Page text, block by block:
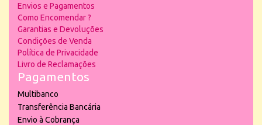
Envios e Pagamentos
Como Encomendar ?
Garantias e Devoluções
Condições de Venda
Política de Privacidade
Livro de Reclamações
Pagamentos
Multibanco
Transferência Bancária
Envio à Cobrança